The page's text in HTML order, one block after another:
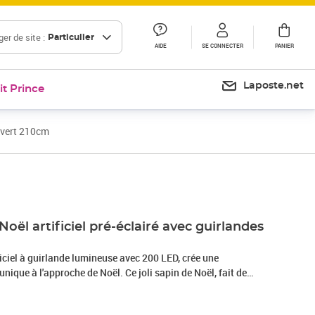
de site : Particulier
AIDE SE CONNECTER PANIER
Prince Laposte.net
210cm
artificiel pré-éclairé avec guirlandes
à guirlande lumineuse avec 200 LED, crée une
à l'approche de Noël. Ce joli sapin de Noël, fait de
peut se réduire en une forme minuscule pour un rangement